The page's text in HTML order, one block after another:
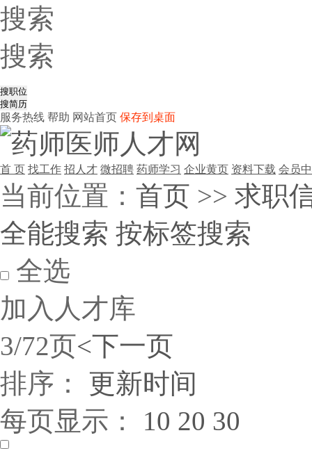
搜索
搜索
服务热线 帮助 网站首页 保存到桌面
首 页 找工作 招人才 微招聘 药师学习 企业黄页 资料下载 会员
当前位置： 首页 >> 求职
全能搜索 按标签搜索
全选
加入人才库
3/72页<下一页
排序：
更新时间
每页显示：
10 20 30